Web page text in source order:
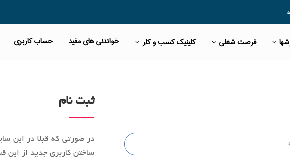
فرصت شغلی کلینیک کسب و کار خواندنی های مفید حساب کاربری
ثبت نام
در صورتی که قبلا در این
ساختن کاربری جدید از این